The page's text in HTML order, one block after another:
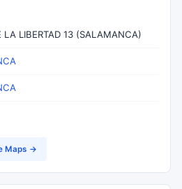
LA LIBERTAD 13 (SALAMANCA)
Maps →